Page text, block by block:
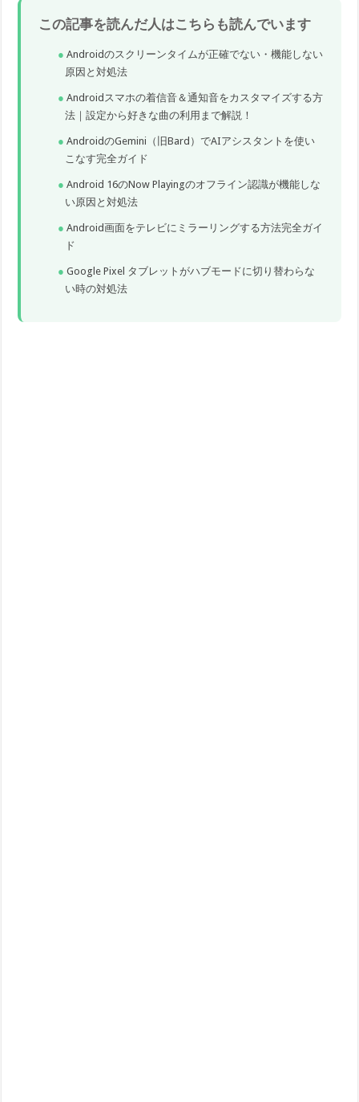
この記事を読んだ人はこちらも読んでいます
Androidのスクリーンタイムが正確でない・機能しない
原因と対処法
Androidスマホの着信音＆通知音をカスタマイズする方
法｜設定から好きな曲の利用まで解説！
AndroidのGemini（旧Bard）でAIアシスタントを使い
こなす完全ガイド
Android 16のNow Playingのオフライン認識が機能しな
い原因と対処法
Android画面をテレビにミラーリングする方法完全ガイ
ド
Google Pixel タブレットがハブモードに切り替わらな
い時の対処法